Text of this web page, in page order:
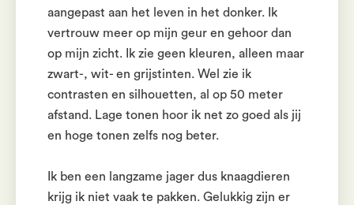
aangepast aan het leven in het donker. Ik
vertrouw meer op mijn geur en gehoor dan
op mijn zicht. Ik zie geen kleuren, alleen maar
zwart-, wit- en grijstinten. Wel zie ik
contrasten en silhouetten, al op 50 meter
afstand. Lage tonen hoor ik net zo goed als jij
en hoge tonen zelfs nog beter.
Ik ben een langzame jager dus knaagdieren
krijg ik niet vaak te pakken. Gelukkig zijn er